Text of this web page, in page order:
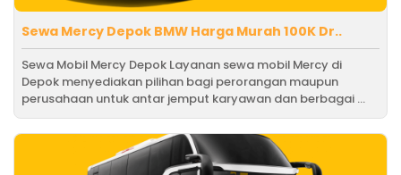
Sewa Mercy Depok BMW Harga Murah 100K Dr..
Sewa Mobil Mercy Depok Layanan sewa mobil Mercy di
Depok menyediakan pilihan bagi perorangan maupun
perusahaan untuk antar jemput karyawan dan berbagai ...